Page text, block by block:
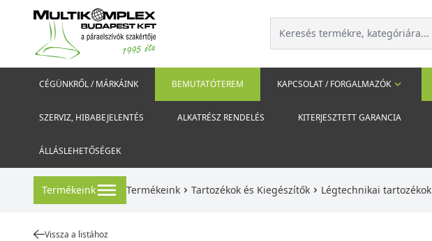
CÉGÜNKRŐL / MÁRKÁINK BEMUTATÓTEREM KAPCSOLAT / FORGALMAZÓK
SZERVIZ, HIBABEJELENTÉS ALKATRÉSZ RENDELÉS KITERJESZTETT GARANCIA
ÁLLÁSLEHETŐSÉGEK
Termékeink Termékeink Tartozékok és Kiegészítők Légtechnikai tartozékok
Vissza a listához